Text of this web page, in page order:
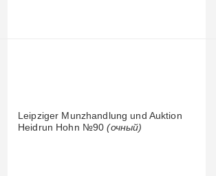
Leipziger Munzhandlung und Auktion
Heidrun Hohn №90(очный)